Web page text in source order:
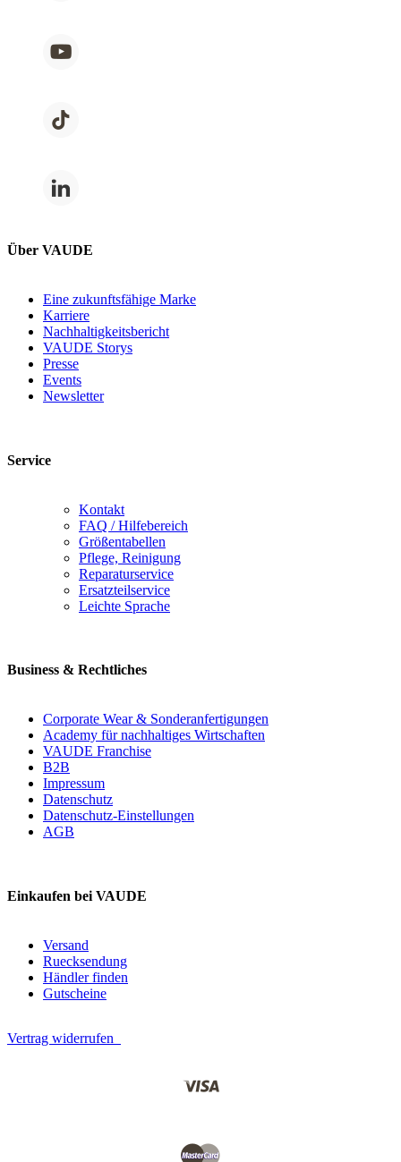
Über VAUDE
Eine zukunftsfähige Marke
Karriere
Nachhaltigkeitsbericht
VAUDE Storys
Presse
Events
Newsletter
Service
Kontakt
FAQ / Hilfebereich
Größentabellen
Pflege, Reinigung
Reparaturservice
Ersatzteilservice
Leichte Sprache
Business & Rechtliches
Corporate Wear & Sonderanfertigungen
Academy für nachhaltiges Wirtschaften
VAUDE Franchise
B2B
Impressum
Datenschutz
Datenschutz-Einstellungen
AGB
Einkaufen bei VAUDE
Versand
Ruecksendung
Händler finden
Gutscheine
Vertrag widerrufen